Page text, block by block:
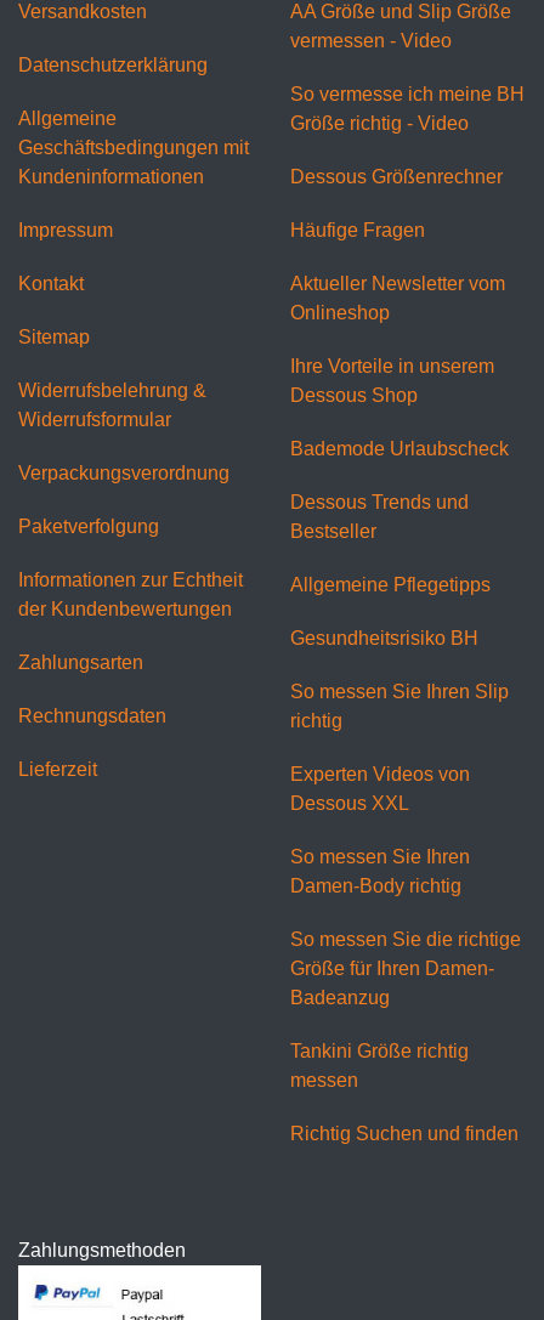
Versandkosten
Datenschutzerklärung
Allgemeine
Geschäftsbedingungen mit
Kundeninformationen
Impressum
Kontakt
Sitemap
Widerrufsbelehrung &
Widerrufsformular
Verpackungsverordnung
Paketverfolgung
Informationen zur Echtheit
der Kundenbewertungen
Zahlungsarten
Rechnungsdaten
Lieferzeit
AA Größe und Slip Größe
vermessen - Video
So vermesse ich meine BH
Größe richtig - Video
Dessous Größenrechner
Häufige Fragen
Aktueller Newsletter vom
Onlineshop
Ihre Vorteile in unserem
Dessous Shop
Bademode Urlaubscheck
Dessous Trends und
Bestseller
Allgemeine Pflegetipps
Gesundheitsrisiko BH
So messen Sie Ihren Slip
richtig
Experten Videos von
Dessous XXL
So messen Sie Ihren
Damen-Body richtig
So messen Sie die richtige
Größe für Ihren Damen-
Badeanzug
Tankini Größe richtig
messen
Richtig Suchen und finden
Zahlungsmethoden